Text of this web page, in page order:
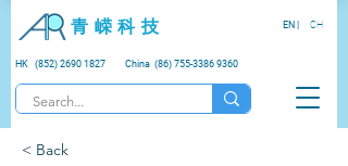
青 嵘 科 技
HK (852) 2690 1827 China (86) 755-3386 9360
EN | CH
< Back